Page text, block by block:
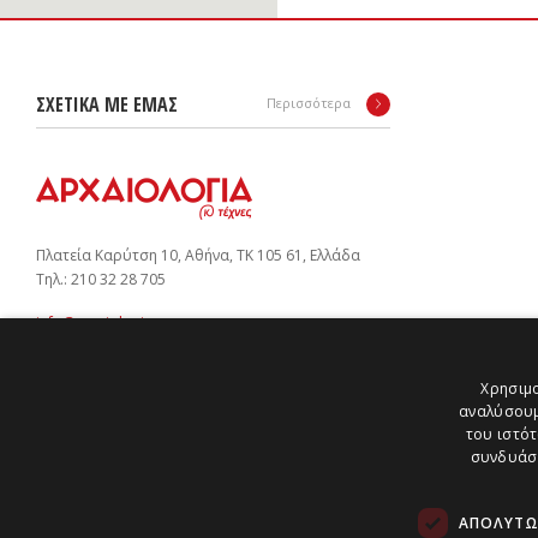
ΣΧΕΤΙΚΑ ΜΕ ΕΜΑΣ Περισσότερα
Πλατεία Καρύτση 10, Αθήνα, ΤΚ 105 61, Ελλάδα
Tηλ.: 210 32 28 705
info@arxaiologia.gr
του